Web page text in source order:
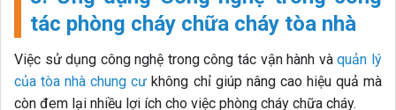
xử lý kịp thời. tránh được các sự cố về lửa đáng ngờ, giảm
thiểu thiệt hại về người và tài sản.
Mặt khác, khi ứng dụng công nghệ số bất động sản nói
chung và quản lý tòa nhà nói riêng, chủ đầu tư, ban quản trị,